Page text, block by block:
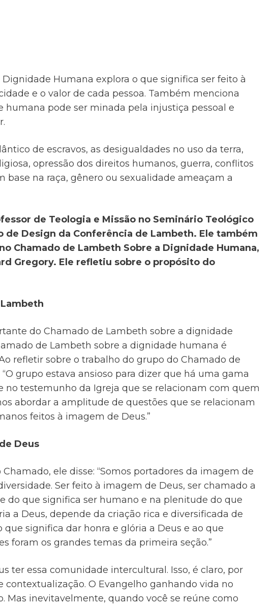
Humana explora o que significa ser feito à
e o valor de cada pessoa. Também menciona
humana pode ser minada pela injustiça pessoal e
de escravos, as desigualdades no uso da terra,
opressão dos direitos humanos, guerra, conflitos
base na raça, gênero ou sexualidade ameaçam a
de Teologia e Missão no Seminário Teológico
de Design da Conferência de Lambeth. Ele também
Chamado de Lambeth Sobre a Dignidade Humana,
Gregory. Ele refletiu sobre o propósito do
do Chamado de Lambeth sobre a dignidade
de Lambeth sobre a dignidade humana é
refletir sobre o trabalho do grupo do Chamado de
grupo estava ansioso para dizer que há uma gama
no testemunho da Igreja que se relacionam com quem
abordar a amplitude de questões que se relacionam
feitos à imagem de Deus.”
Deus
ele disse: “Somos portadores da imagem de
Ser feito à imagem de Deus, ser chamado a
do que significa ser humano e na plenitude do que
a Deus, depende da criação rica e diversificada de
que significa dar honra e glória a Deus e ao que
foram os grandes temas da primeira seção.”
ter essa comunidade intercultural. Isso, é claro, por
O Evangelho ganhando vida no
Mas inevitavelmente, quando você se reúne como